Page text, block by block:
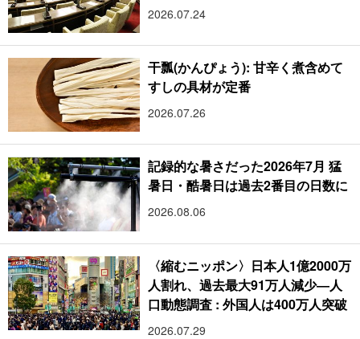
2026.07.24
干瓢(かんぴょう): 甘辛く煮含めて
すしの具材が定番
2026.07.26
記録的な暑さだった2026年7月 猛
暑日・酷暑日は過去2番目の日数に
2026.08.06
〈縮むニッポン〉日本人1億2000万
人割れ、過去最大91万人減少―人
口動態調査 : 外国人は400万人突破
2026.07.29